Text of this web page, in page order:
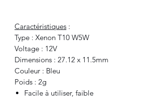
Caractéristiques :
Type : Xenon T10 W5W
Voltage : 12V
Dimensions : 27.12 x 11.5mm
Couleur : Bleu
Poids : 2g
Facile à utiliser, faible